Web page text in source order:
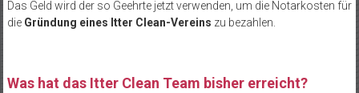
Das Geld wird der so Geehrte jetzt verwenden, um die Notarkosten für
die Gründung eines Itter Clean-Vereins zu bezahlen.
Was hat das Itter Clean Team bisher erreicht?